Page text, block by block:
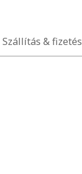
Szállítás & fizetés